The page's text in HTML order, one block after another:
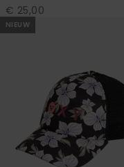
€ 25,00
NIEUW